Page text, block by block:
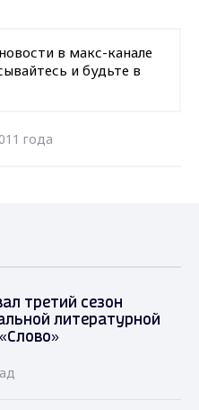
в макс-канале
и будьте в
года
третий сезон
литературной